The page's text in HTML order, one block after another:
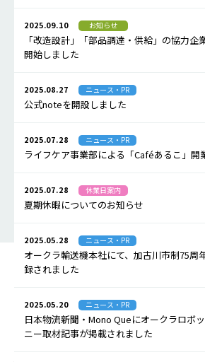
2025.09.10 お知らせ
「改造設計」「部品調達・供給」の協力企
開始しました
2025.08.27 ニュース・PR
公式noteを開設しました
2025.07.28 ニュース・PR
ライフケア事業部による「Caféあるこ」開
2025.07.28 休業日案内
夏期休暇についてのお知らせ
2025.05.28 ニュース・PR
オークラ輸送機本社にて、加古川市制75周
録されました
2025.05.20 ニュース・PR
日本物流新聞・Mono Queにオークラロボ
ニー取材記事が掲載されました